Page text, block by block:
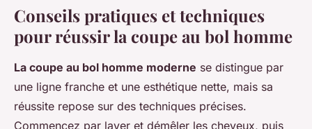
Conseils pratiques et techniques
pour réussir la coupe au bol homme
La coupe au bol homme moderne se distingue par
une ligne franche et une esthétique nette, mais sa
réussite repose sur des techniques précises.
Commencez par laver et démêler les cheveux, puis